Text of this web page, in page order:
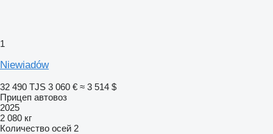
1
Niewiadów
32 490 TJS 3 060 € ≈ 3 514 $
Прицеп автовоз
2025
2 080 кг
Количество осей 2